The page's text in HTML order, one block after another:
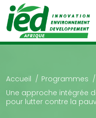
Accueil Programmes
Une approche intégrée
pour lutter contre la